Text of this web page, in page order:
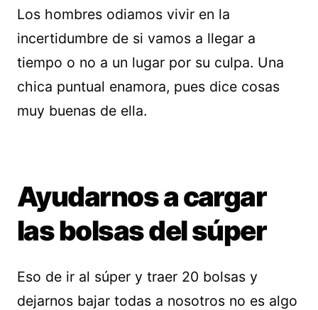
Los hombres odiamos vivir en la
incertidumbre de si vamos a llegar a
tiempo o no a un lugar por su culpa. Una
chica puntual enamora, pues dice cosas
muy buenas de ella.
Ayudarnos a cargar
las bolsas del súper
Eso de ir al súper y traer 20 bolsas y
dejarnos bajar todas a nosotros no es algo